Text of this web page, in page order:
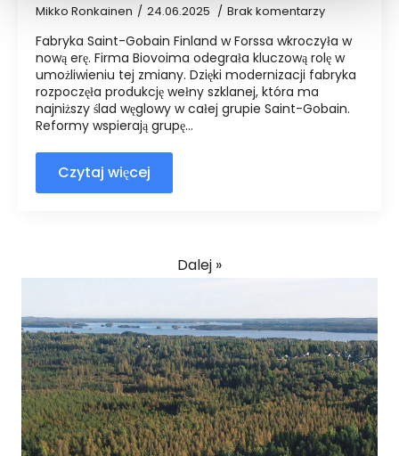
Mikko Ronkainen 24.06.2025 Brak komentarzy
Fabryka Saint-Gobain Finland w Forssa wkroczyła w
nową erę. Firma Biovoima odegrała kluczową rolę w
umożliwieniu tej zmiany. Dzięki modernizacji fabryka
rozpoczęła produkcję wełny szklanej, która ma
najniższy ślad węglowy w całej grupie Saint-Gobain.
Reformy wspierają grupę...
Czytaj więcej
Dalej »